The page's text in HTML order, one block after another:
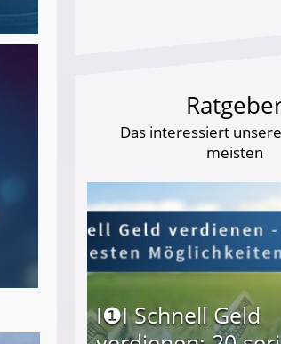
Das interessiert
meisten
I❶I Schnell Geld